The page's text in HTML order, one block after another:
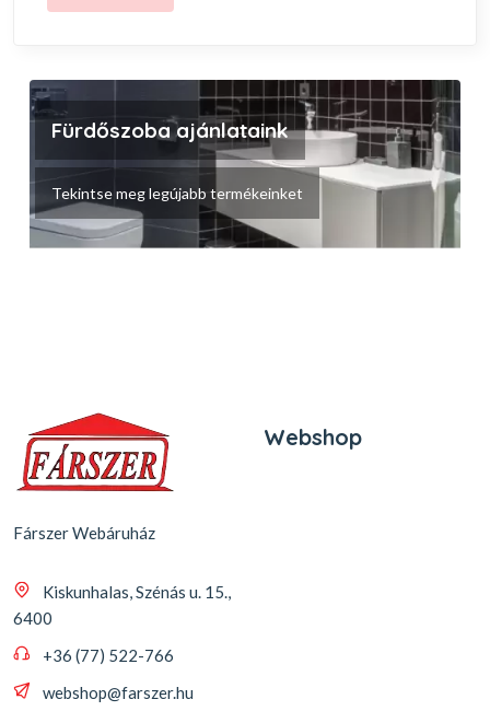
Fürdőszoba ajánlataink
Tekintse meg legújabb termékeinket
Fárszer Webáruház
Kiskunhalas, Szénás u. 15.,
6400
+36 (77) 522-766
webshop@farszer.hu
Webshop